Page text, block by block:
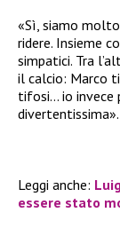
«Sì, siamo
ridere. Insieme
simpatici. Tra
il calcio: Marco
tifosi… io invece
divertentissima».
Leggi anche:
essere stato